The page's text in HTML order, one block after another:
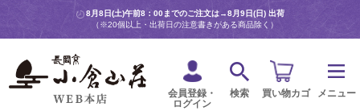
8月8日(土)午前8：00までのご注文は→8月9日(日) 出荷
（※20個以上・出荷日の注意書きがある商品除く）
会員登録・
ログイン
検索 買い物カゴ メニュー